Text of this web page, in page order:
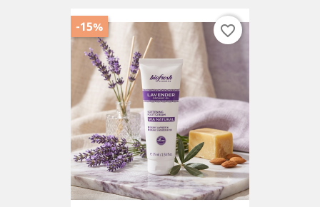
-15% favorite_border